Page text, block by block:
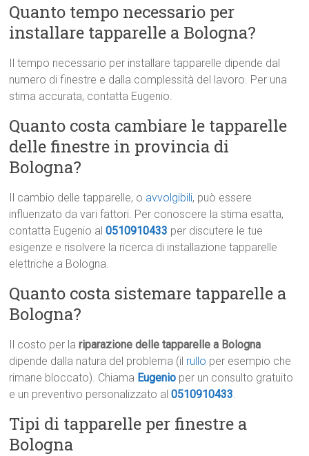
Quanto tempo necessario per
installare tapparelle a Bologna?
Il tempo necessario per installare tapparelle dipende dal
numero di finestre e dalla complessità del lavoro. Per una
stima accurata, contatta Eugenio.
Quanto costa cambiare le tapparelle
delle finestre in provincia di
Bologna?
Il cambio delle tapparelle, o avvolgibili, può essere
influenzato da vari fattori. Per conoscere la stima esatta,
contatta Eugenio al0510910433 per discutere le tue
esigenze e risolvere la ricerca di installazione tapparelle
elettriche a Bologna.
Quanto costa sistemare tapparelle a
Bologna?
Il costo per lariparazione delle tapparelle a Bologna
dipende dalla natura del problema (il rullo per esempio che
rimane bloccato). Chiama Eugenio per un consulto gratuito
e un preventivo personalizzato al0510910433.
Tipi di tapparelle per finestre a
Bologna